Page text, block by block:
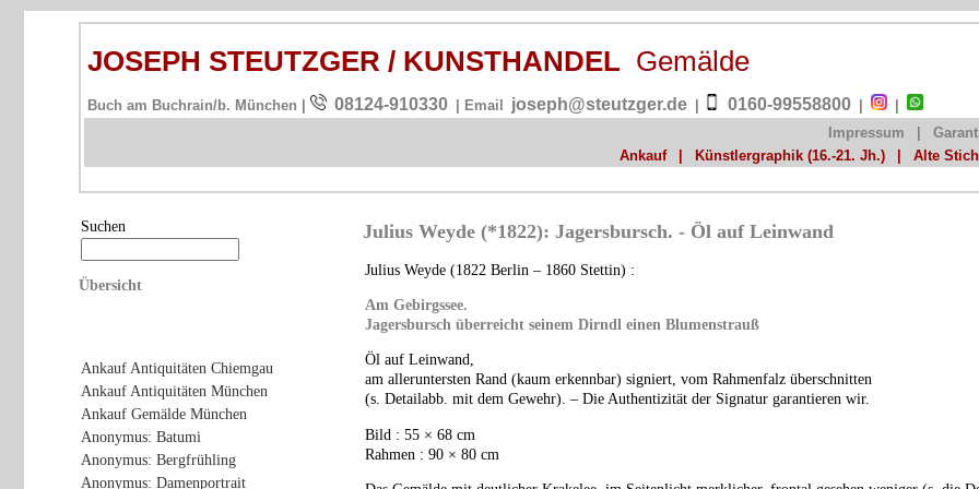
JOSEPH STEUTZGER / KUNSTHANDEL Gemälde
Buch am Buchrain/b. München | 08124-910330 | Email joseph@steutzger.de 0160-99558800
Impressum
Ankauf
Künstlergraphik (16.-21. Jh.) Alte
Suchen
Übersicht
Ankauf Antiquitäten Chiemgau
Ankauf Antiquitäten München
Ankauf Gemälde München
Anonymus: Batumi
Anonymus: Bergfrühling
Anonymus: Damenportrait
Julius Weyde (*1822): Jagersbursch. - Öl auf Leinwand
Julius Weyde (1822 Berlin – 1860 Stettin) :
Am Gebirgssee.
Jagersbursch überreicht seinem Dirndl einen Blumenstrauß
Öl auf Leinwand,
am alleruntersten Rand (kaum erkennbar) signiert, vom Rahmenfalz überschnitten
(s. Detailabb. mit dem Gewehr). – Die Authentizität der Signatur garantieren wir.
Bild : 55 × 68 cm
Rahmen : 90 × 80 cm